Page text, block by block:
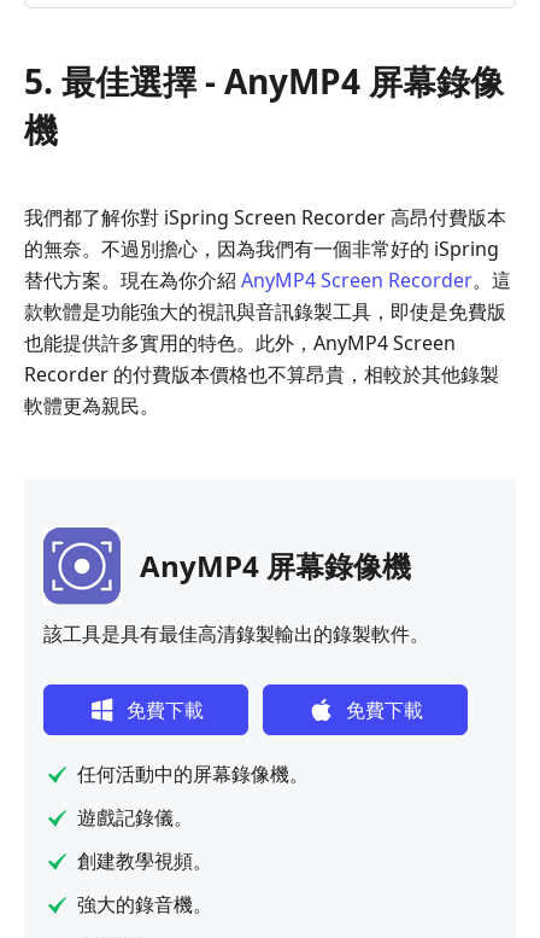
5. 最佳選擇 - AnyMP4 屏幕錄像
機
我們都了解你對 iSpring Screen Recorder 高昂付費版本
的無奈。不過別擔心，因為我們有一個非常好的 iSpring
替代方案。現在為你介紹 AnyMP4 Screen Recorder。這
款軟體是功能強大的視訊與音訊錄製工具，即使是免費版
也能提供許多實用的特色。此外，AnyMP4 Screen
Recorder 的付費版本價格也不算昂貴，相較於其他錄製
軟體更為親民。
AnyMP4 屏幕錄像機
該工具是具有最佳高清錄製輸出的錄製軟件。
免費下載 免費下載
任何活動中的屏幕錄像機。
遊戲記錄儀。
創建教學視頻。
強大的錄音機。